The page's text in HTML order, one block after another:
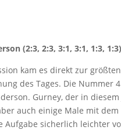
(2:3, 2:3, 3:1, 3:1, 1:3, 1:3)
kam es direkt zur
des Tages. Die Nummer
Gurney, der in
auch einige Male mit
Aufgabe sicherlich leichter